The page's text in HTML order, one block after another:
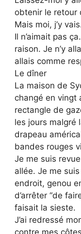
obtenir le retour
Mais moi, j’y
Il n’aimait pas
raison. Je n’y
allais comme
Le dîner
La maison de
changé en vingt
rectangle de
les jours malgré
drapeau
bandes rouges
Je me suis
allée. Je me
endroit, genou
d’arrêter “de
faisait la sieste.
J’ai redressé
contre mes